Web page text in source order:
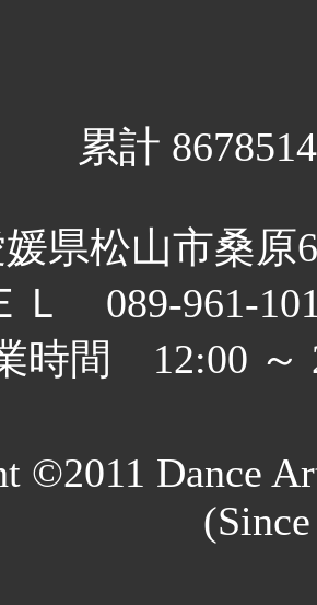
累計
県松山市桑原
Ｌ 089-961-
時間 12:00
©2011 Dance